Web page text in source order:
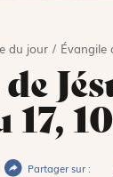
du jour/ Évangile
Partager sur :